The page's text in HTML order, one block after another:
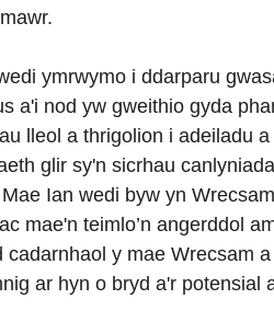
ymrwymo i ddarparu
a'i nod yw gweithio gyda
lleol a thrigolion i adeiladu a
glir sy'n sicrhau
Ian wedi byw yn
mae'n teimlo’n angerddol
cadarnhaol y mae Wrecsam
ar hyn o bryd a'r potensial